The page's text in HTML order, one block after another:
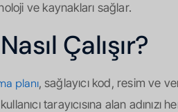
ve kaynakları sağlar.
Çalışır?
planı, sağlayıcı kod, resim ve
tarayıcısına alan adınızı